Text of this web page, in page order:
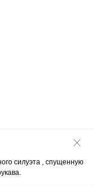
силуэта , спущенную